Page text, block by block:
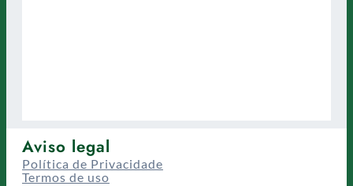
Aviso legal
Política de Privacidade
Termos de uso